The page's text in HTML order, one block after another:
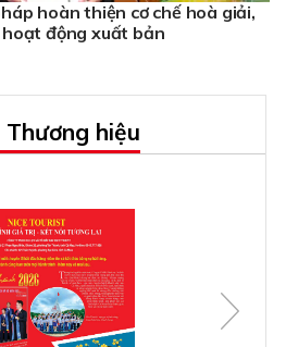
hoàn thiện cơ chế hoà giải,
động xuất bản
hiệu